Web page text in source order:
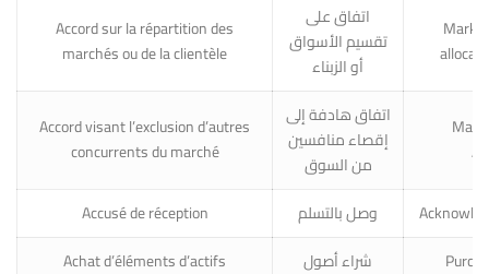
Accord sur la répartition des
marchés ou de la clientèle
اتفاق على
تقسيم الأسواق
أو الزبناء
Accord visant l’exclusion d’autres
concurrents du marché
اتفاق هادفة إلى
إقصاء منافسين
من السوق
Accusé de réception وصل بالتسلم
Achat d’éléments d’actifs
شراء أصول